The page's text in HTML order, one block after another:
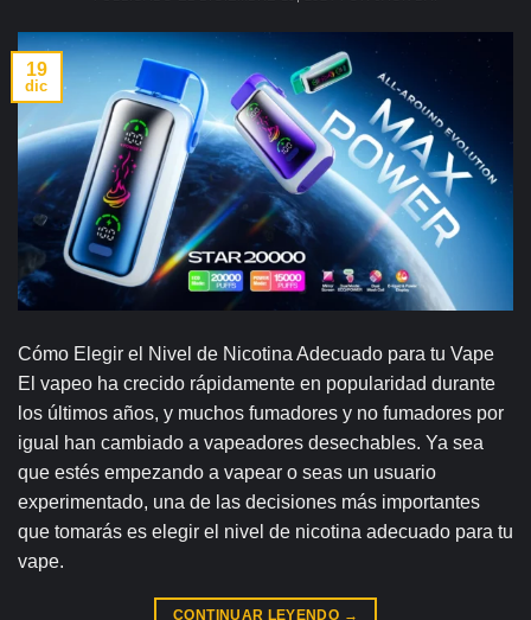
19
dic
Cómo Elegir el Nivel de Nicotina Adecuado para tu Vape
El vapeo ha crecido rápidamente en popularidad durante
los últimos años, y muchos fumadores y no fumadores por
igual han cambiado a vapeadores desechables. Ya sea
que estés empezando a vapear o seas un usuario
experimentado, una de las decisiones más importantes
que tomarás es elegir el nivel de nicotina adecuado para tu
vape.
CONTINUAR LEYENDO →